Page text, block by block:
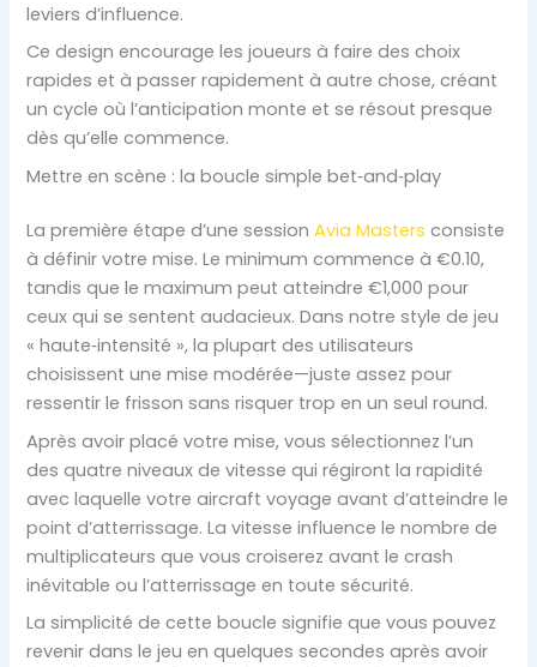
leviers d’influence.
Ce design encourage les joueurs à faire des choix
rapides et à passer rapidement à autre chose, créant
un cycle où l’anticipation monte et se résout presque
dès qu’elle commence.
Mettre en scène : la boucle simple bet‑and‑play
La première étape d’une sessionAvia Masters consiste
à définir votre mise. Le minimum commence à €0.10,
tandis que le maximum peut atteindre €1,000 pour
ceux qui se sentent audacieux. Dans notre style de jeu
« haute‑intensité », la plupart des utilisateurs
choisissent une mise modérée—juste assez pour
ressentir le frisson sans risquer trop en un seul round.
Après avoir placé votre mise, vous sélectionnez l’un
des quatre niveaux de vitesse qui régiront la rapidité
avec laquelle votre aircraft voyage avant d’atteindre le
point d’atterrissage. La vitesse influence le nombre de
multiplicateurs que vous croiserez avant le crash
inévitable ou l’atterrissage en toute sécurité.
La simplicité de cette boucle signifie que vous pouvez
revenir dans le jeu en quelques secondes après avoir